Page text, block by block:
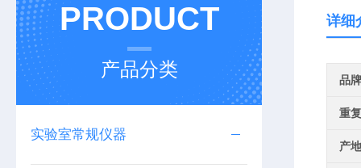
PRODUCT
产品分类
实验室常规仪器
详细
品牌
重
产